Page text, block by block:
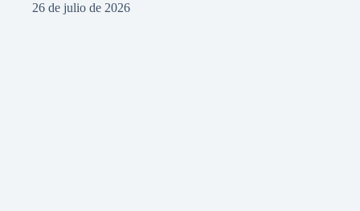
26 de julio de 2026